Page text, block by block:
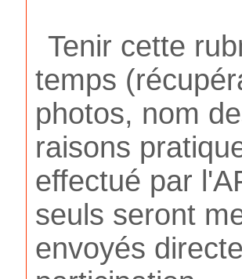
Tenir cette
temps
photos, nom
raisons
effectué par
seuls seront
envoyés